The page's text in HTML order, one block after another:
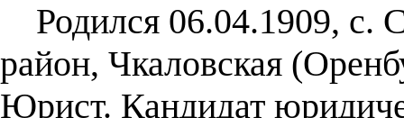
Родился 06.04.1909, с.
район, Чкаловская
Юрист. Кандидат